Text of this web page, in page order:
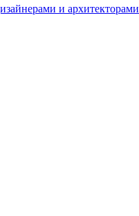
и архитекторами